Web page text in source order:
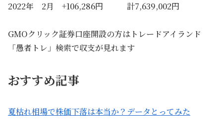
2022年 2月 +106,286円 計7,639,002円
GMOクリック証券口座開設の方はトレードアイランド
「愚者トレ」検索で収支が見れます
おすすめ記事
夏枯れ相場で株価下落は本当か？データとってみた